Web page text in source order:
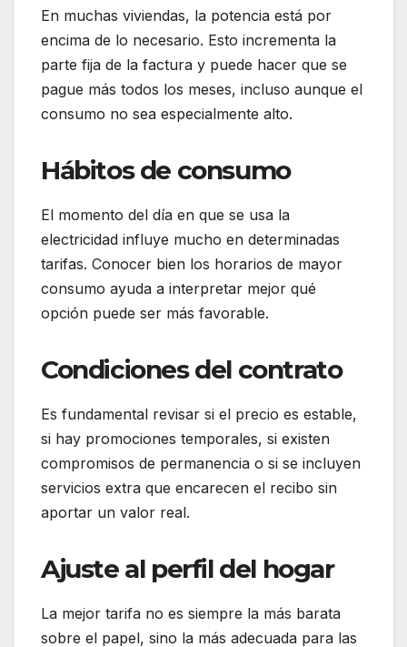
En muchas viviendas, la potencia está por
encima de lo necesario. Esto incrementa la
parte fija de la factura y puede hacer que se
pague más todos los meses, incluso aunque el
consumo no sea especialmente alto.
Hábitos de consumo
El momento del día en que se usa la
electricidad influye mucho en determinadas
tarifas. Conocer bien los horarios de mayor
consumo ayuda a interpretar mejor qué
opción puede ser más favorable.
Condiciones del contrato
Es fundamental revisar si el precio es estable,
si hay promociones temporales, si existen
compromisos de permanencia o si se incluyen
servicios extra que encarecen el recibo sin
aportar un valor real.
Ajuste al perfil del hogar
La mejor tarifa no es siempre la más barata
sobre el papel, sino la más adecuada para las